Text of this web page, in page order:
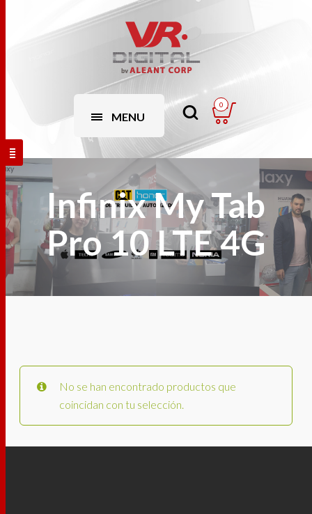
MENU
0
Infinix My Tab
Pro 10 LTE 4G
No se han encontrado productos que
coincidan con tu selección.